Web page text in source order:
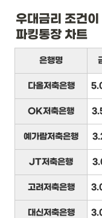
우대금리 조건
파킹통장 차트
은행명
다올저축은행
OK저축은행
예가람저축은행
JT저축은행
고려저축은행
대신저축은행